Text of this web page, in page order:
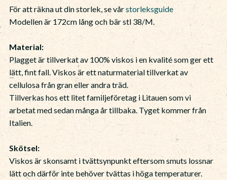
För att räkna ut din storlek, se vårstorleksguide
Modellen är 172cm lång och bär stl 38/M.
Material:
Plagget är tillverkat av 100% viskos i en kvalité som ger ett
lätt, fint fall. Viskos är ett naturmaterial tillverkat av
cellulosa från gran eller andra träd.
Tillverkas hos ett litet familjeföretag i Litauen som vi
arbetat med sedan många år tillbaka. Tyget kommer från
Italien.
Skötsel:
Viskos är skonsamt i tvättsynpunkt eftersom smuts lossnar
lätt och därför inte behöver tvättas i höga temperaturer.